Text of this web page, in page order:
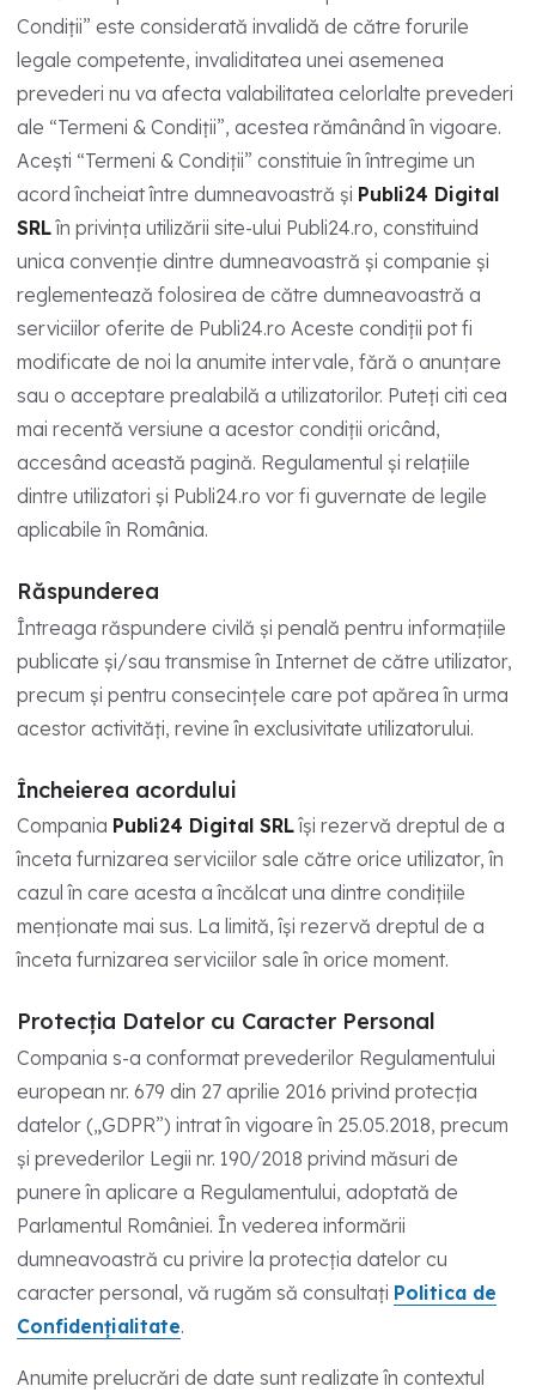
Condiții” este considerată invalidă de către forurile
legale competente, invaliditatea unei asemenea
prevederi nu va afecta valabilitatea celorlalte prevederi
ale “Termeni & Condiții”, acestea rămânând în vigoare.
Acești “Termeni & Condiții” constituie în întregime un
acord încheiat între dumneavoastră și Publi24 Digital
SRLîn privința utilizării site-ului Publi24.ro, constituind
unica convenție dintre dumneavoastră și companie și
reglementează folosirea de către dumneavoastră a
serviciilor oferite de Publi24.ro Aceste condiții pot fi
modificate de noi la anumite intervale, fără o anunțare
sau o acceptare prealabilă a utilizatorilor. Puteți citi cea
mai recentă versiune a acestor condiții oricând,
accesând această pagină. Regulamentul și relațiile
dintre utilizatori și Publi24.ro vor fi guvernate de legile
aplicabile în România.
Răspunderea
Întreaga răspundere civilă și penală pentru informațiile
publicate și/sau transmise în Internet de către utilizator,
precum și pentru consecințele care pot apărea în urma
acestor activități, revine în exclusivitate utilizatorului.
Încheierea acordului
Compania Publi24 Digital SRLîși rezervă dreptul de a
înceta furnizarea serviciilor sale către orice utilizator, în
cazul în care acesta a încălcat una dintre condițiile
menționate mai sus. La limită, își rezervă dreptul de a
înceta furnizarea serviciilor sale în orice moment.
Protecția Datelor cu Caracter Personal
Compania s-a conformat prevederilor Regulamentului
european nr. 679 din 27 aprilie 2016 privind protecția
datelor („GDPR”) intrat în vigoare în 25.05.2018, precum
și prevederilor Legii nr. 190/2018 privind măsuri de
punere în aplicare a Regulamentului, adoptată de
Parlamentul României. În vederea informării
dumneavoastră cu privire la protecția datelor cu
caracter personal, vă rugăm să consultați Politica de
Confidențialitate.
Anumite prelucrări de date sunt realizate în contextul